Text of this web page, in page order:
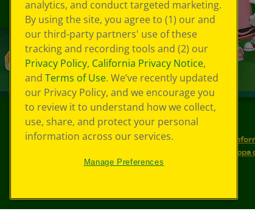
© 2026 Crayola® Tutti i diritti riservati.
Le tue scelte in materia di privacy
analytics, and conduct targeted marketing.
By using the site, you agree to (1) our and
our third-party partners' use of these
tracking and recording tools and (2) our
Privacy Policy, California Privacy Notice,
and Terms of Use. We’ve recently updated
our Privacy Policy, and we encourage you
to review it to understand how we collect,
use, share, and protect your personal
information across our services.
Manage Preferences